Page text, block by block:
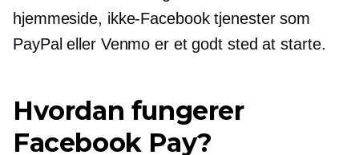
hjemmeside, ikke-Facebooktjenester som
PayPal eller Venmo er et godt sted at starte.
Hvordan fungerer
Facebook Pay?